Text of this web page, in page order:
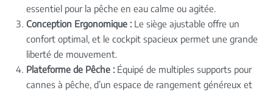
essentiel pour la pêche en eau calme ou agitée.
Conception Ergonomique : Le siège ajustable offre un
confort optimal, et le cockpit spacieux permet une grande
liberté de mouvement.
Plateforme de Pêche : Équipé de multiples supports pour
cannes à pêche, d’un espace de rangement généreux et